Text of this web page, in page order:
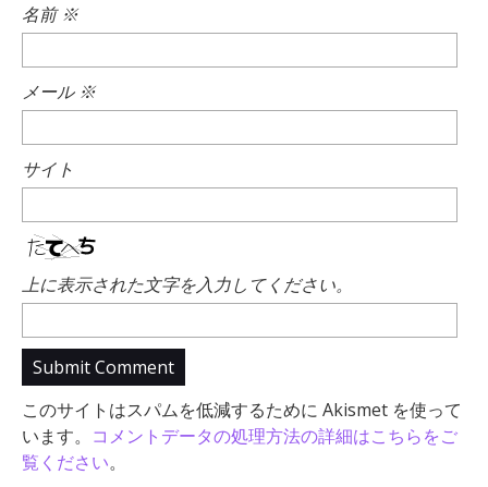
名前※
メール ※
サイト
上に表示された文字を入力してください。
このサイトはスパムを低減するために Akismet を使って
います。 コメントデータの処理方法の詳細はこちらをご
覧ください。